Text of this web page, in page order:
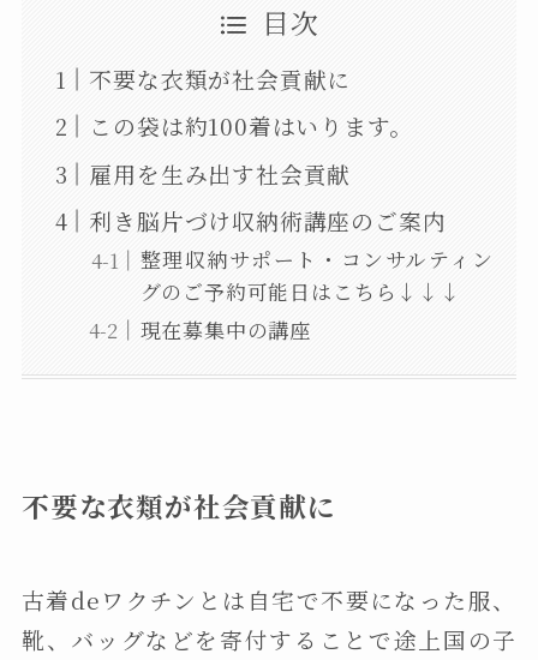
目次
不要な衣類が社会貢献に
この袋は約100着はいります。
雇用を生み出す社会貢献
利き脳片づけ収納術講座のご案内
整理収納サポート・コンサルティン
グのご予約可能日はこちら↓↓↓
現在募集中の講座
不要な衣類が社会貢献に
古着deワクチンとは自宅で不要になった服、
靴、バッグなどを寄付することで途上国の子